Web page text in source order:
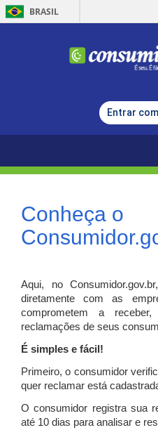
BRASIL
Entrar com
Conheça o
Aqui, no
diretamente com as
comprometem a
reclamações de seus
É simples e fácil!
Primeiro, o consumidor
quer reclamar está
O consumidor registra sua
até 10 dias para analisar e